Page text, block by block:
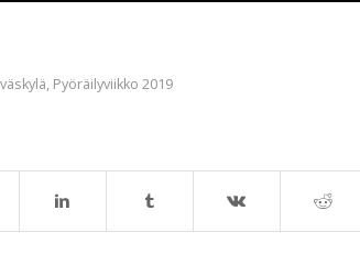
, Pyöräilyviikko 2019